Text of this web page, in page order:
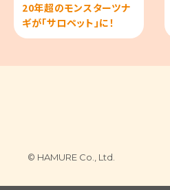
20年超のモンスターツナ
ギが「サロペット」に！
© HAMURE Co., Ltd.